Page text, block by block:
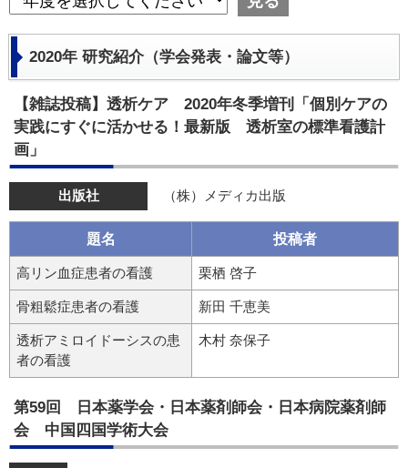
2020年 研究紹介（学会発表・論文等）
【雑誌投稿】透析ケア 2020年冬季増刊「個別ケアの
実践にすぐに活かせる！最新版 透析室の標準看護計
画」
出版社 （株）メディカ出版
題名 投稿者
高リン血症患者の看護 栗栖 啓子
骨粗鬆症患者の看護 新田 千恵美
透析アミロイドーシスの患
者の看護
木村 奈保子
第59回 日本薬学会・日本薬剤師会・日本病院薬剤師
会 中国四国学術大会